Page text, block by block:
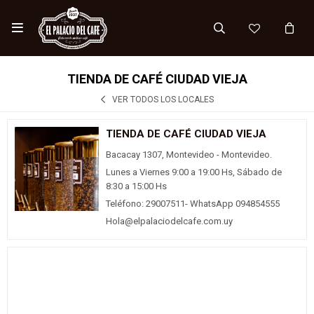

TIENDA DE CAFÉ CIUDAD VIEJA
VER TODOS LOS LOCALES
TIENDA DE CAFÉ CIUDAD VIEJA
Bacacay 1307, Montevideo - Montevideo.
Lunes a Viernes 9:00 a 19:00 Hs, Sábado de
8:30 a 15:00 Hs
Teléfono: 29007511- WhatsApp 094854555
Hola@elpalaciodelcafe.com.uy